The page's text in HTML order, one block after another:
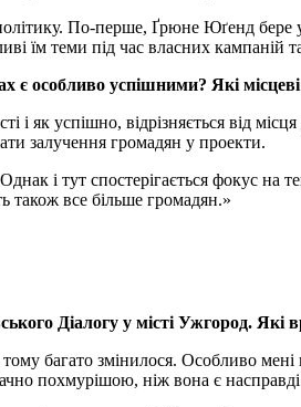
По-перше, Ґрюне Юґенд бере
їм теми під час власних кампаній та
є особливо успішними? Які
і як успішно, відрізняється від
залучення громадян у проекти.
і тут спостерігається фокус
також все більше громадян.»
Діалогу у місті Ужгород.
багато змінилося. Особливо
похмурішою, ніж вона є